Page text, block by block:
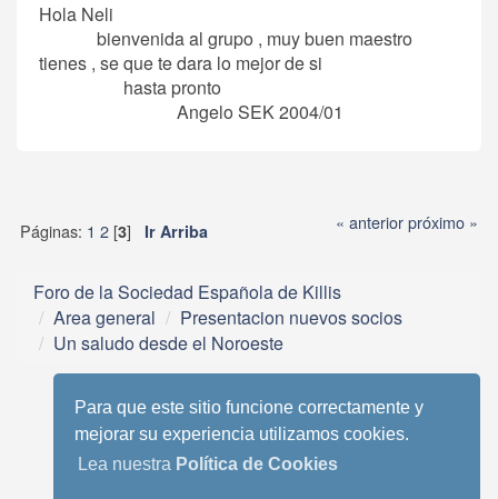
Para que este sitio funcione correctamente y
mejorar su experiencia utilizamos cookies.
Lea nuestra Política de Cookies
Hola Neli
bienvenida al grupo , muy buen maestro
tienes , se que te dara lo mejor de si
hasta pronto
Angelo SEK 2004/01
Páginas: 1 2[3] Ir Arriba « anteriorpróximo »
Foro de la Sociedad Española de Killis
Area general
Presentacion nuevos socios
Un saludo desde el Noroeste